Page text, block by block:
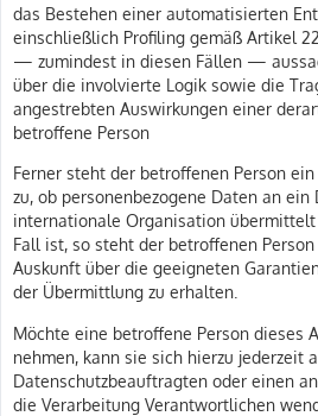
das Bestehen einer automatisierten
einschließlich Profiling gemäß Artikel
— zumindest in diesen Fällen —
über die involvierte Logik sowie die
angestrebten Auswirkungen einer
betroffene Person
Ferner steht der betroffenen Person
zu, ob personenbezogene Daten an
internationale Organisation
Fall ist, so steht der betroffenen
Auskunft über die geeigneten
der Übermittlung zu erhalten.
Möchte eine betroffene Person dieses
nehmen, kann sie sich hierzu jederzeit
Datenschutzbeauftragten oder einen
die Verarbeitung Verantwortlichen